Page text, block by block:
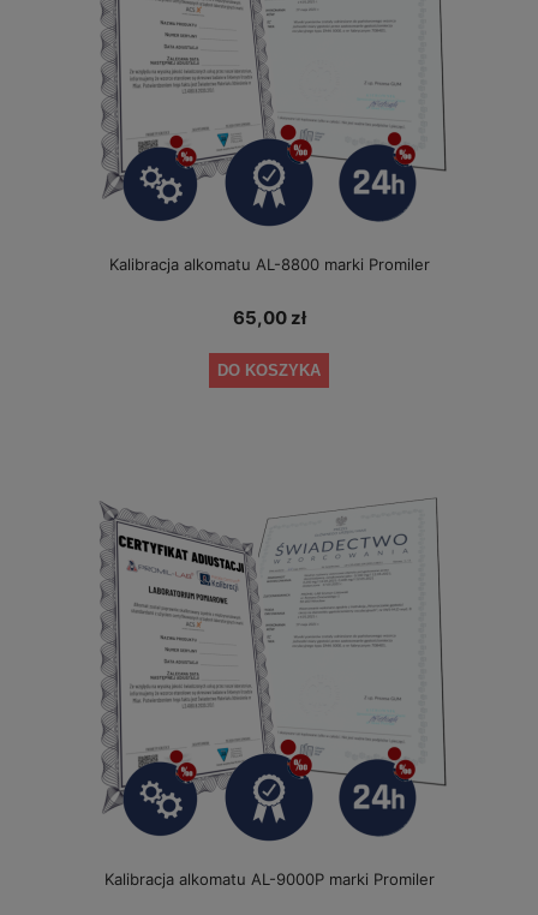
Kalibracja alkomatu AL-8800 marki Promiler
65,00 zł
DO KOSZYKA
Kalibracja alkomatu AL-9000P marki Promiler